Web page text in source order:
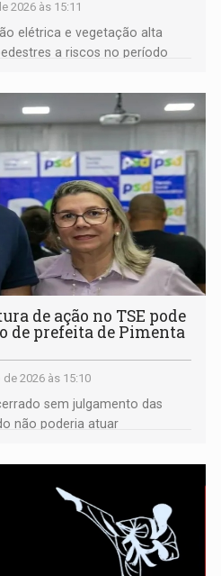
2026 às 15:11
elétrica e vegetação alta
a riscos no período
de ação no TSE pode
de prefeita de Pimenta
2026 às 15:10
sem julgamento das
não poderia atuar